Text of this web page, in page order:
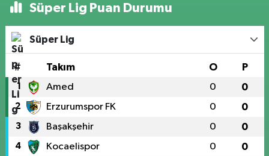
Süper Lig Puan Durumu
Süper Lig
# Takım O P
1 Amed 0 0
2 Erzurumspor FK 0 0
3 Başakşehir 0 0
4 Kocaelispor 0 0